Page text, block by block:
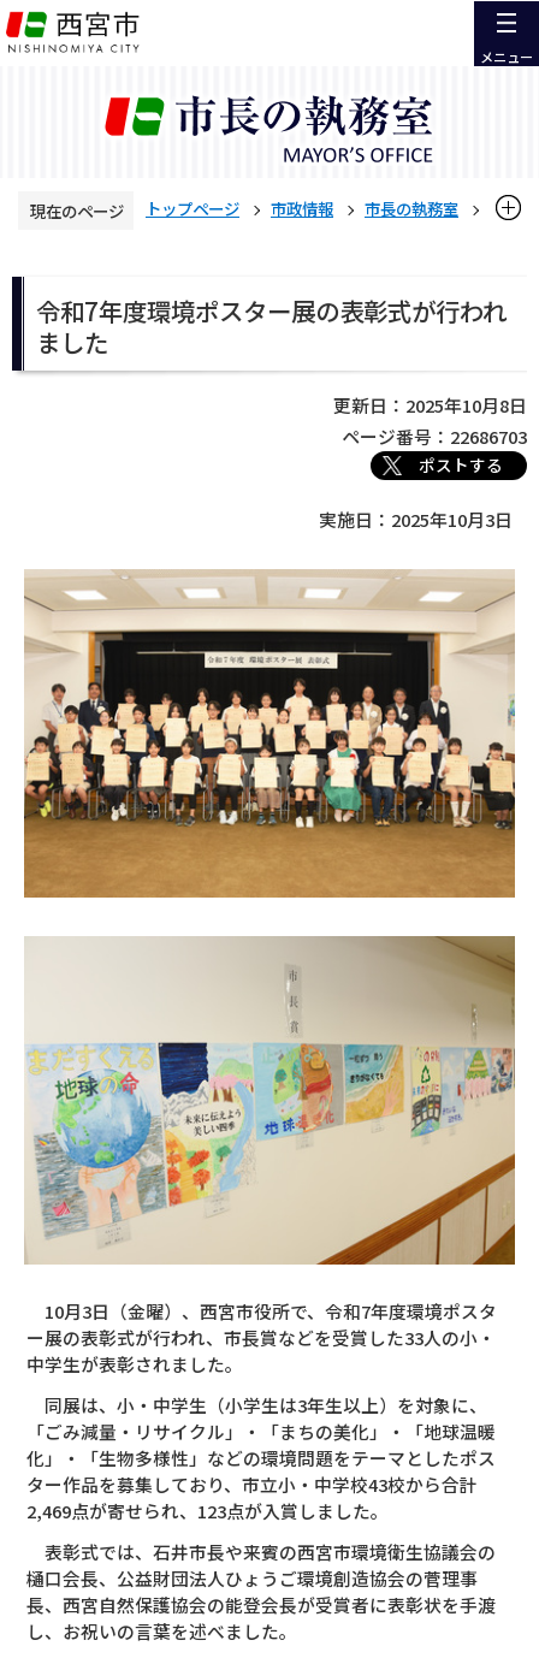
こ
の
す
メニュー
現在のページ トップページ 市政情報
市長の執務室
令和7年度環境ポスター展の表彰式が行われました
か
令和7年度環境ポスター展の表彰式が行われ
ました
更新日：2025年10月8日
ページ番号：22686703
ポストする
実施日：2025年10月3日
10月3日（金曜）、西宮市役所で、令和7年度環境ポスタ
ー展の表彰式が行われ、市長賞などを受賞した33人の小・
中学生が表彰されました。
同展は、小・中学生（小学生は3年生以上）を対象に、
「ごみ減量・リサイクル」・「まちの美化」・「地球温暖
化」・「生物多様性」などの環境問題をテーマとしたポス
ター作品を募集しており、市立小・中学校43校から合計
2,469点が寄せられ、123点が入賞しました。
表彰式では、石井市長や来賓の西宮市環境衛生協議会の
樋口会長、公益財団法人ひょうご環境創造協会の菅理事
長、西宮自然保護協会の能登会長が受賞者に表彰状を手渡
し、お祝いの言葉を述べました。